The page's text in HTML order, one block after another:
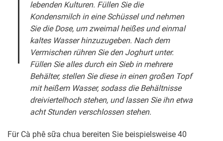
lebenden Kulturen. Füllen Sie die
Kondensmilch in eine Schüssel und nehmen
Sie die Dose, um zweimal heißes und einmal
kaltes Wasser hinzuzugeben. Nach dem
Vermischen rühren Sie den Joghurt unter.
Füllen Sie alles durch ein Sieb in mehrere
Behälter, stellen Sie diese in einen großen Topf
mit heißem Wasser, sodass die Behältnisse
dreiviertelhoch stehen, und lassen Sie ihn etwa
acht Stunden verschlossen stehen.
Für Cà phê sữa chua bereiten Sie beispielsweise 40